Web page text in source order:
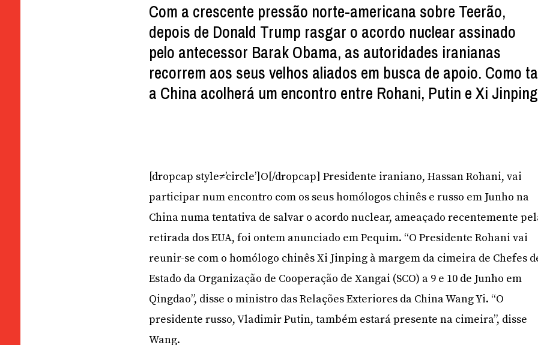
Com a crescente pressão norte-americana sobre Teerão,
depois de Donald Trump rasgar o acordo nuclear assinado
pelo antecessor Barak Obama, as autoridades iranianas
recorrem aos seus velhos aliados em busca de apoio. Como
a China acolherá um encontro entre Rohani, Putin e Xi Jinping
[dropcap style≠’circle’]O[/dropcap] Presidente iraniano, Hassan Rohani, vai
participar num encontro com os seus homólogos chinês e russo em Junho na
China numa tentativa de salvar o acordo nuclear, ameaçado recentemente
retirada dos EUA, foi ontem anunciado em Pequim. “O Presidente Rohani vai
reunir-se com o homólogo chinês Xi Jinping à margem da cimeira de Chefes
Estado da Organização de Cooperação de Xangai (SCO) a 9 e 10 de Junho em
Qingdao”, disse o ministro das Relações Exteriores da China Wang Yi. “O
presidente russo, Vladimir Putin, também estará presente na cimeira”, disse
Wang.